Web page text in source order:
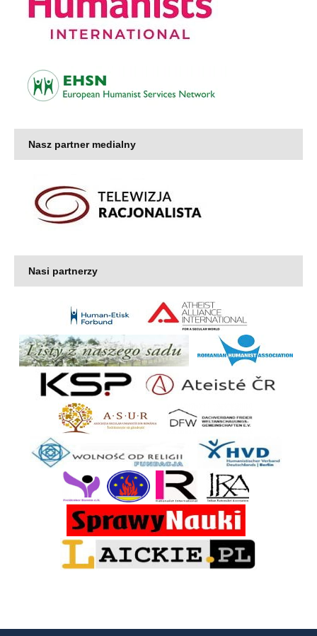
Nasz partner medialny
Nasi partnerzy